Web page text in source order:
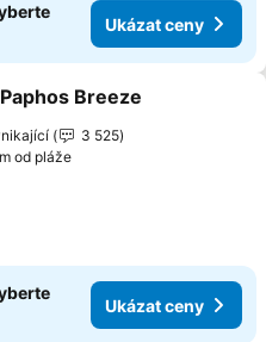
Ukázat ceny
na seznam oblíbených
Breeze
3 525
od pláže
Ukázat ceny